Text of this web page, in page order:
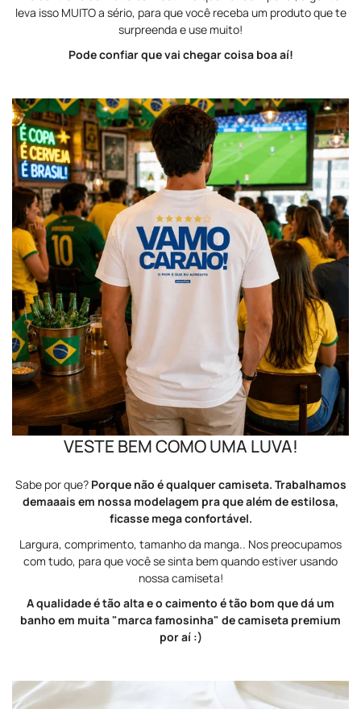
leva isso MUITO a sério, para que você receba um produto que te
surpreenda e use muito!
Pode confiar que vai chegar coisa boa aí!
VESTE BEM COMO UMA LUVA!
Sabe por que? Porque não é qualquer camiseta. Trabalhamos
demaaais em nossa modelagem pra que além de estilosa,
ficasse mega confortável.
Largura, comprimento, tamanho da manga.. Nos preocupamos
com tudo, para que você se sinta bem quando estiver usando
nossa camiseta!
A qualidade é tão alta e o caimento é tão bom que dá um
banho em muita "marca famosinha" de camiseta premium
por aí :)
Confirm your age
Are you 18 years old or older?
NO, I'M NOT YES, I AM